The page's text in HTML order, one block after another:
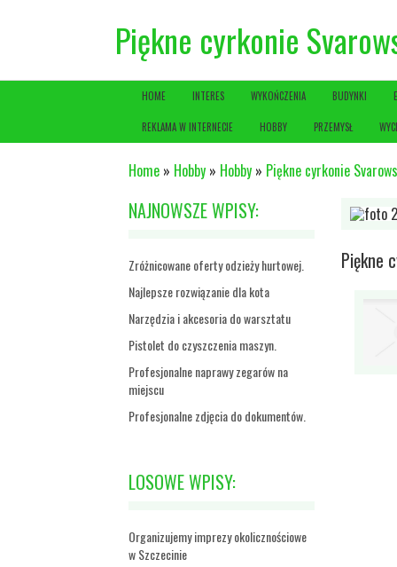
Piękne cyrkonie
HOME INTERES WYKOŃCZENIA BUDYNKI
REKLAMA W INTERNECIE HOBBY PRZEMYSŁ
Home » Hobby » Hobby » Piękne cyrkonie
NAJNOWSZE WPISY:
Zróżnicowane oferty odzieży hurtowej.
Najlepsze rozwiązanie dla kota
Narzędzia i akcesoria do warsztatu
Pistolet do czyszczenia maszyn.
Profesjonalne naprawy zegarów na
miejscu
Profesjonalne zdjęcia do dokumentów.
LOSOWE WPISY:
Organizujemy imprezy okolicznościowe
w Szczecinie
Piękne